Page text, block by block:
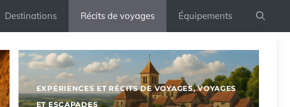
Destinations Récits de voyages Équipements
EXPÉRIENCES ET RÉCITS DE VOYAGES,VOYAGES
ET ESCAPADES